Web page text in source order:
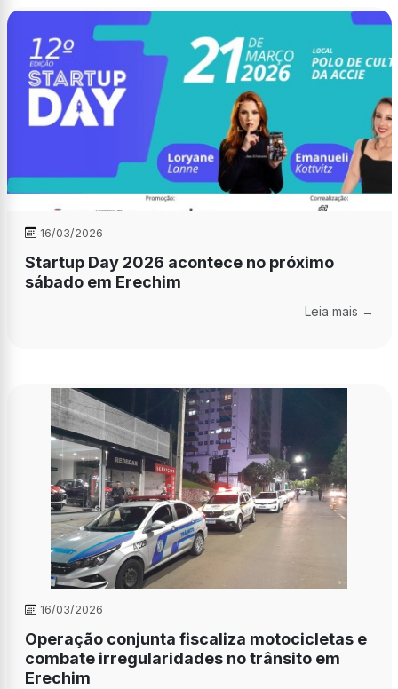
16/03/2026
Startup Day 2026 acontece no próximo
sábado em Erechim
Leia mais →
16/03/2026
Operação conjunta fiscaliza motocicletas e
combate irregularidades no trânsito em
Erechim